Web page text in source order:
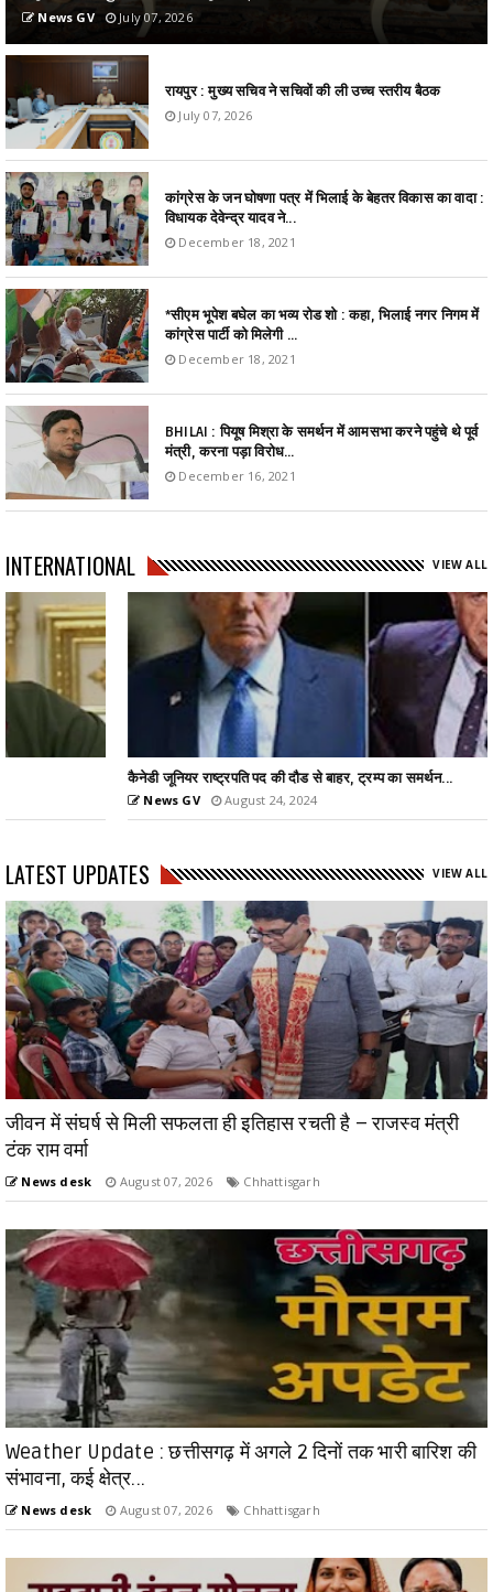
News GV July 07, 2026
रायपुर : मुख्य सचिव ने सचिवों की ली उच्च स्तरीय बैठक
July 07, 2026
कांग्रेस के जन घोषणा पत्र में भिलाई के बेहतर विकास का वादा :
विधायक देवेन्द्र यादव ने...
December 18, 2021
*सीएम भूपेश बघेल का भव्य रोड शो : कहा, भिलाई नगर निगम में
कांग्रेस पार्टी को मिलेगी ...
December 18, 2021
BHILAI : पियूष मिश्रा के समर्थन में आमसभा करने पहुंचे थे पूर्व
मंत्री, करना पड़ा विरोध...
December 16, 2021
INTERNATIONAL VIEW ALL
कैनेडी जूनियर राष्ट्रपति पद की दौड से बाहर, ट्रम्प का समर्थन...
August 24, 2024
LATEST UPDATES VIEW ALL
जीवन में संघर्ष से मिली सफलता ही इतिहास रचती है – राजस्व मंत्री
टंक राम वर्मा
News desk August 07, 2026 Chhattisgarh
Weather Update : छत्तीसगढ़ में अगले 2 दिनों तक भारी बारिश की
संभावना, कई क्षेत्र...
News desk August 07, 2026 Chhattisgarh